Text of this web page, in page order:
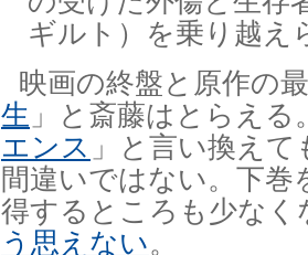
ギルト）を乗り越え
映画の終盤と原作の
生 」と斎藤はとらえ
エンス 」と言い換え
間違いではない。下
得するところも少なく
う思えない。